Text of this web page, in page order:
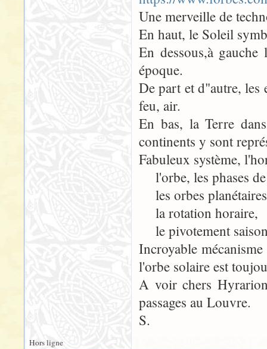
Une merveille de
En haut, le Soleil
En dessous,à
époque.
De part et d"autre, les
feu, air.
En bas, la Terre
continents y sont
Fabuleux système,
l'orbe, les phases
les orbes
la rotation horaire,
le pivotement
Incroyable
l'orbe solaire est
A voir chers
passages au Louvre.
S.
Hors ligne